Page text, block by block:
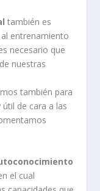
también es
entrenamiento
necesario que
nuestras
también para
de cara a las
el cual